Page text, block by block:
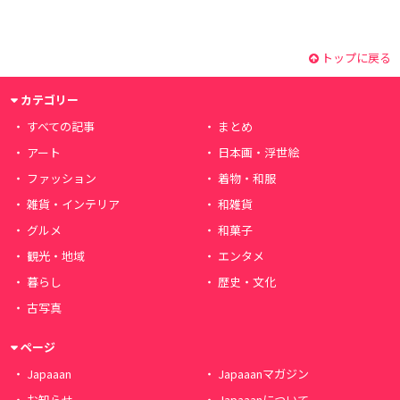
トップに戻る
カテゴリー
すべての記事
まとめ
アート
日本画・浮世絵
ファッション
着物・和服
雑貨・インテリア
和雑貨
グルメ
和菓子
観光・地域
エンタメ
暮らし
歴史・文化
古写真
ページ
Japaaan
Japaaanマガジン